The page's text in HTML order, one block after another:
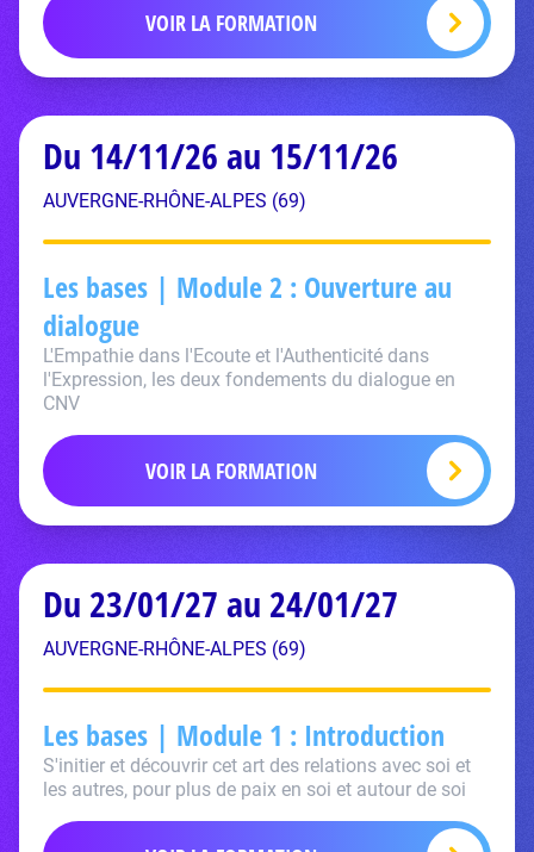
VOIR LA FORMATION
Du 14/11/26 au 15/11/26
AUVERGNE-RHÔNE-ALPES (69)
Les bases | Module 2 : Ouverture au
dialogue
L'Empathie dans l'Ecoute et l'Authenticité dans
l'Expression, les deux fondements du dialogue en
CNV
VOIR LA FORMATION
Du 23/01/27 au 24/01/27
AUVERGNE-RHÔNE-ALPES (69)
Les bases | Module 1 : Introduction
S'initier et découvrir cet art des relations avec soi et
les autres, pour plus de paix en soi et autour de soi